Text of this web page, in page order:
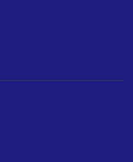
UnionPay
оплате Мир